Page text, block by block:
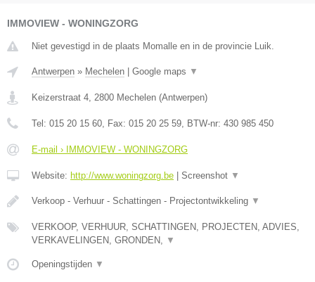
IMMOVIEW - WONINGZORG
Niet gevestigd in de plaats Momalle en in de provincie Luik.
Antwerpen » Mechelen Google maps ▼
Keizerstraat 4 2800 Mechelen (Antwerpen)
Tel: 015 20 15 60 , Fax: 015 20 25 59 , BTW-nr: 430 985 450
E-mail › IMMOVIEW - WONINGZORG
Website: http://www.woningzorg.be Screenshot ▼
Verkoop - Verhuur - Schattingen - Projectontwikkeling ▼
VERKOOP, VERHUUR, SCHATTINGEN, PROJECTEN, ADVIES,
VERKAVELINGEN, GRONDEN,
▼
Openingstijden ▼